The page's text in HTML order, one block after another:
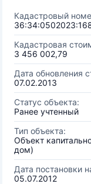
Кадастровый
Кадастровая
3 456 002,79
Дата обновления
07.02.2013
Статус объекта:
Ранее учтенный
Тип объекта:
Объект
дом)
Дата постановки
05.07.2012